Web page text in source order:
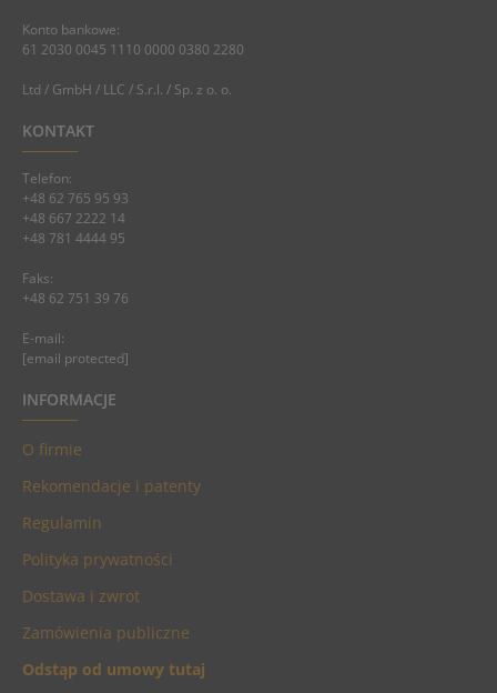
Konto bankowe:
61 2030 0045 1110 0000 0380 2280
Ltd / GmbH / LLC / S.r.l. / Sp. z o. o.
KONTAKT
Telefon:
+48 62 765 95 93
+48 667 2222 14
+48 781 4444 95
Faks:
+48 62 751 39 76
E-mail:
[email protected]
INFORMACJE
O firmie
Rekomendacje i patenty
Regulamin
Polityka prywatności
Dostawa i zwrot
Zamówienia publiczne
Odstąp od umowy tutaj